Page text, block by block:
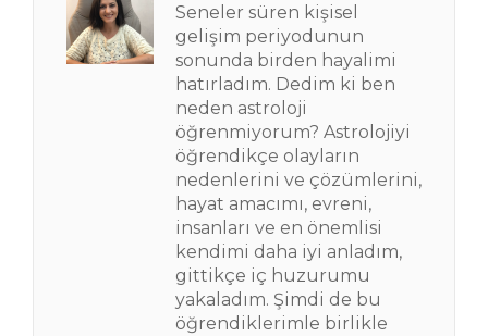
Seneler süren kişisel
gelişim periyodunun
sonunda birden hayalimi
hatırladım. Dedim ki ben
neden astroloji
öğrenmiyorum? Astrolojiyi
öğrendikçe olayların
nedenlerini ve çözümlerini,
hayat amacımı, evreni,
insanları ve en önemlisi
kendimi daha iyi anladım,
gittikçe iç huzurumu
yakaladım. Şimdi de bu
öğrendiklerimle birlikle